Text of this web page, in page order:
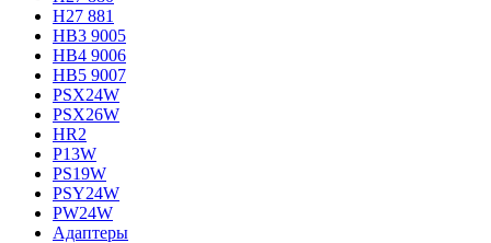
H27 881
HB3 9005
HB4 9006
HB5 9007
PSX24W
PSX26W
HR2
P13W
PS19W
PSY24W
PW24W
Адаптеры